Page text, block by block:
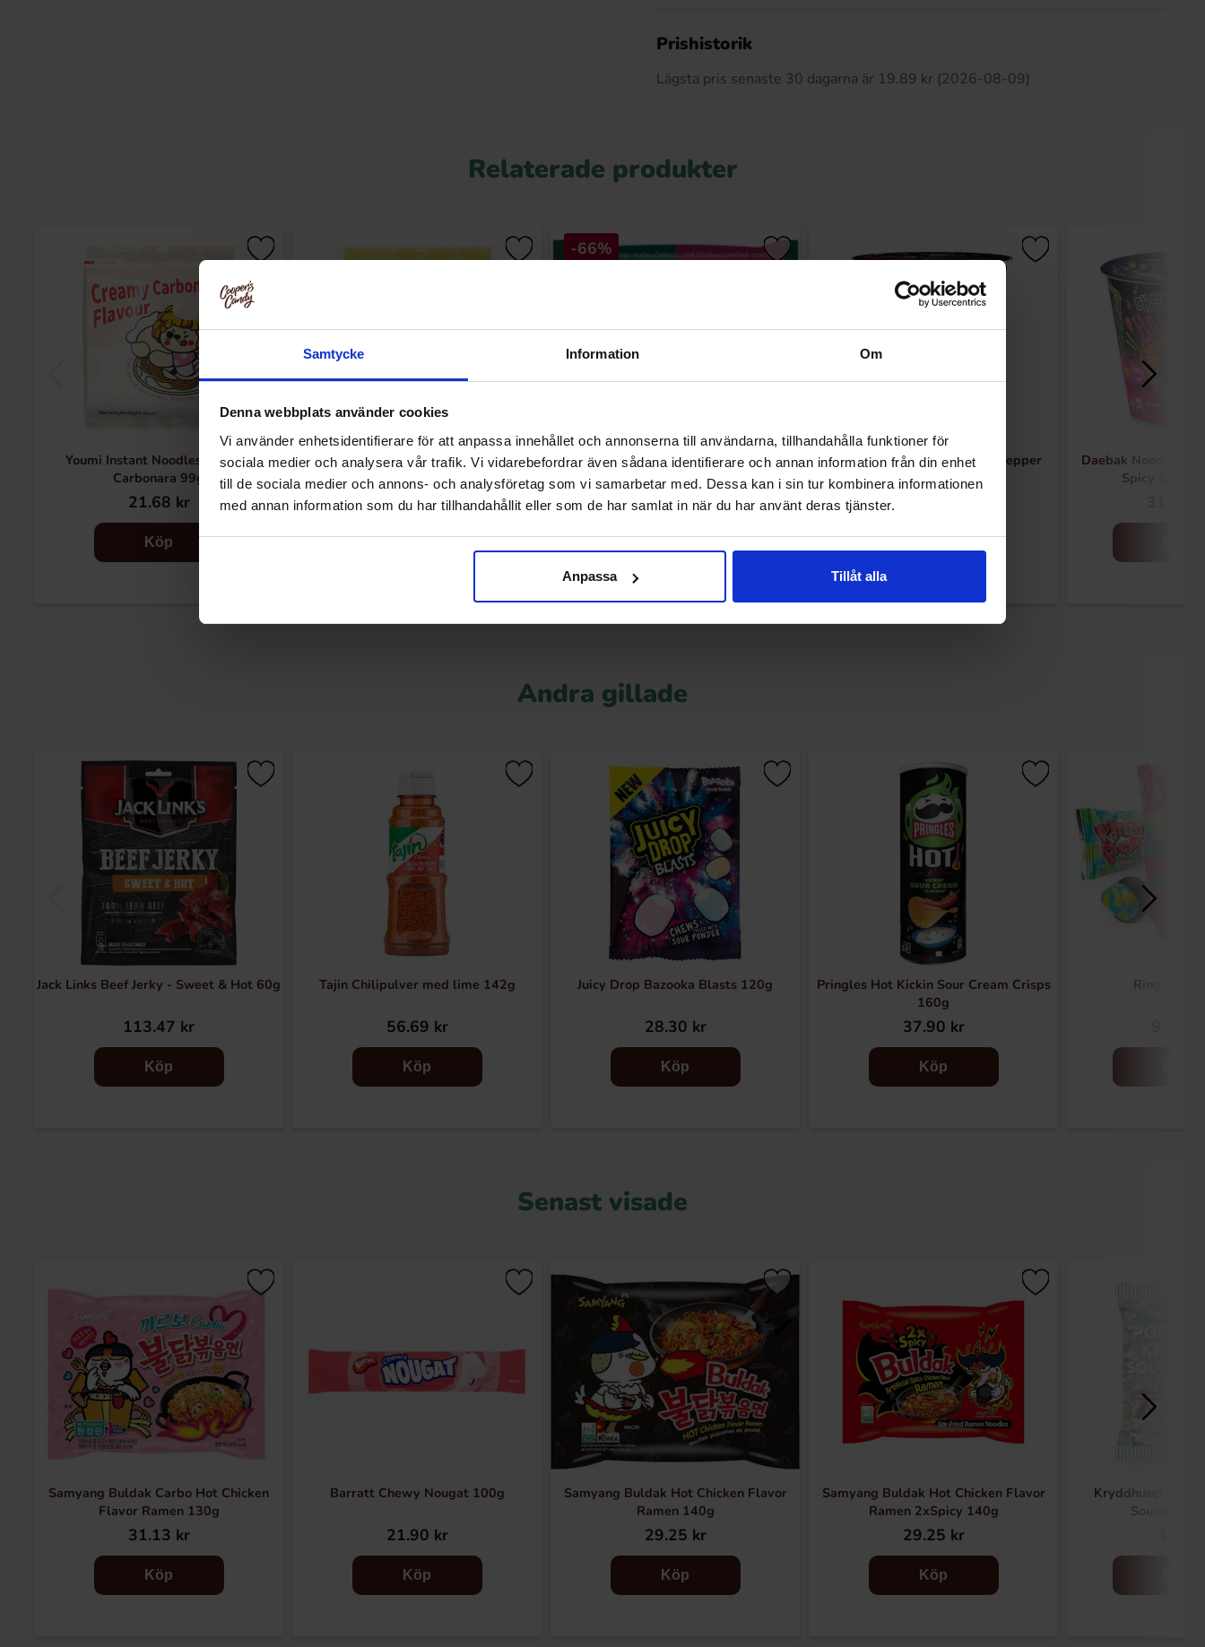
Samtycke Information Om
Denna webbplats använder cookies
Vi använder enhetsidentifierare för att anpassa innehållet och annonserna till användarna, tillhandahålla funktioner för
sociala medier och analysera vår trafik. Vi vidarebefordrar även sådana identifierare och annan information från din enhet
till de sociala medier och annons- och analysföretag som vi samarbetar med. Dessa kan i sin tur kombinera informationen
med annan information som du har tillhandahållit eller som de har samlat in när du har använt deras tjänster.
Anpassa Tillåt alla
Prishistorik
Lägsta pris senaste 30 dagarna är 19.89 kr (2026-08-09)
Relaterade produkter
Youmi Instant Noodles Creamy
Carbonara 99g
21.68 kr
Köp
Youmi Instant Noodles Say Cheeze
Flavour 104g
21.68 kr
Köp
-66%
Mama Squid Game Spicy Korean Squid
Ink Flavour Instant Ramen Noodles 85g
56.69 kr 19 kr
Köp
Daebak Noodle Bowl Ghost Pepper
Spicy Chicken 79g
Köp
Daebak Noodle
Spicy
Andra gillade
Jack Links Beef Jerky - Sweet & Hot 60g
113.47 kr
Köp
Tajin Chilipulver med lime 142g
56.69 kr
Köp
Juicy Drop Bazooka Blasts 120g
28.30 kr
Köp
Pringles Hot Kickin Sour Cream Crisps
160g
37.90 kr
Köp
Ring Pop
Senast visade
Samyang Buldak Carbo Hot Chicken
Flavor Ramen 130g
31.13 kr
Köp
Barratt Chewy Nougat 100g
21.90 kr
Köp
Samyang Buldak Hot Chicken Flavor
Ramen 140g
29.25 kr
Köp
Samyang Buldak Hot Chicken Flavor
Ramen 2xSpicy 140g
29.25 kr
Köp
Kryddhuset
Sourcream